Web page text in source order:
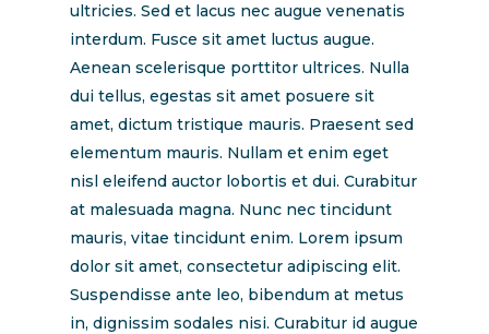
ultricies. Sed et lacus nec augue venenatis
interdum. Fusce sit amet luctus augue.
Aenean scelerisque porttitor ultrices. Nulla
dui tellus, egestas sit amet posuere sit
amet, dictum tristique mauris. Praesent sed
elementum mauris. Nullam et enim eget
nisl eleifend auctor lobortis et dui. Curabitur
at malesuada magna. Nunc nec tincidunt
mauris, vitae tincidunt enim. Lorem ipsum
dolor sit amet, consectetur adipiscing elit.
Suspendisse ante leo, bibendum at metus
in, dignissim sodales nisi. Curabitur id augue